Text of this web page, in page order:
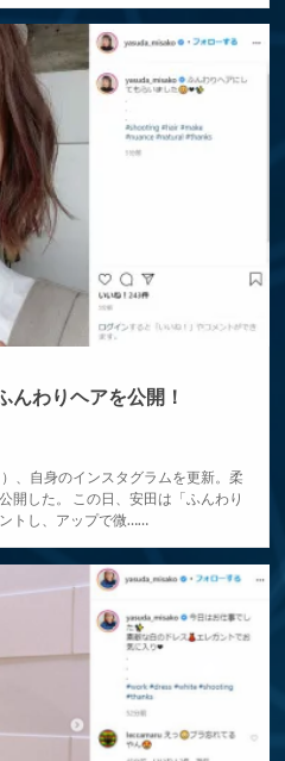
んわりヘアを公開！
、自身のインスタグラムを更新。柔
開した。 この日、安田は「ふんわり
トし、アップで微……